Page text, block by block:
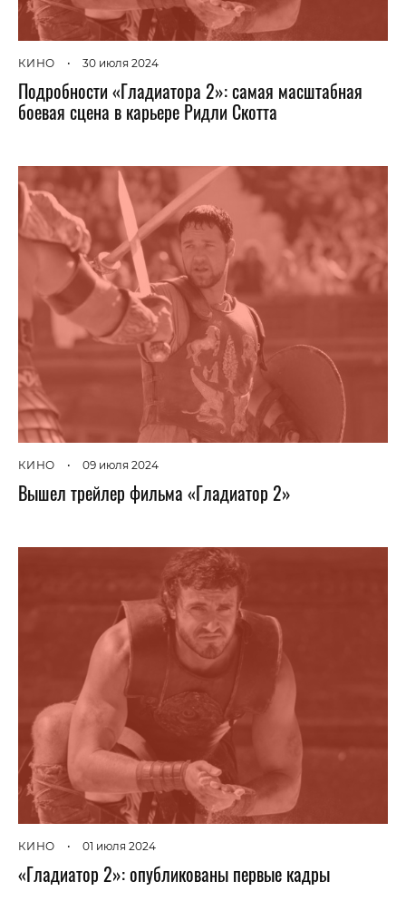
КИНО • 30 июля 2024
Подробности «Гладиатора 2»: самая масштабная
боевая сцена в карьере Ридли Скотта
КИНО • 09 июля 2024
Вышел трейлер фильма «Гладиатор 2»
КИНО • 01 июля 2024
«Гладиатор 2»: опубликованы первые кадры